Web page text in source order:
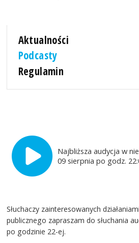
Aktualności
Podcasty
Regulamin
Najbliższa audycja w
09 sierpnia po godz.
Słuchaczy zainteresowanych
publicznego zapraszam do słuchania
po godzinie 22-ej.